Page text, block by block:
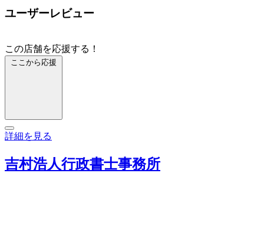
ユーザーレビュー
この店舗を応援する！
ここから応援
詳細を見る
吉村浩人行政書士事務所